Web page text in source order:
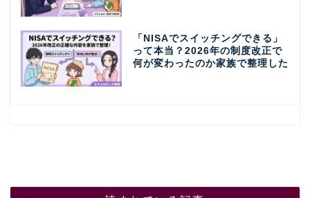
「NISAでスイッチングできる」
って本当？2026年の制度改正で
何が変わったのか家族で整理した